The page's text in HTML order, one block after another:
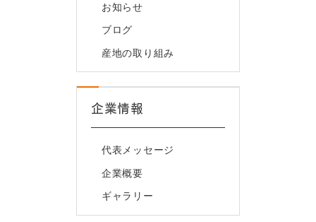
お知らせ
ブログ
産地の取り組み
企業情報
代表メッセージ
企業概要
ギャラリー